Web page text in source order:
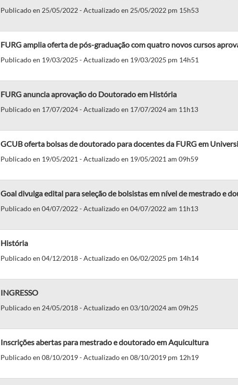
Publicado en 25/05/2022 - Actualizado en 25/05/2022 pm 15h53
FURG amplia oferta de pós-graduação com quatro novos cursos
Publicado en 19/03/2025 - Actualizado en 19/03/2025 pm 14h51
FURG anuncia aprovação do Doutorado em História
Publicado en 17/07/2024 - Actualizado en 17/07/2024 am 11h13
GCUB oferta bolsas de doutorado para docentes da FURG em
Publicado en 19/05/2021 - Actualizado en 19/05/2021 am 09h59
Goal divulga edital para seleção de bolsistas em nível de mestrado e
Publicado en 04/07/2022 - Actualizado en 04/07/2022 am 11h13
História
Publicado en 04/12/2018 - Actualizado en 06/02/2025 pm 14h14
INGRESSO
Publicado en 24/05/2018 - Actualizado en 03/10/2024 am 09h25
Inscrições abertas para mestrado e doutorado em Aquicultura
Publicado en 08/10/2019 - Actualizado en 08/10/2019 pm 12h19